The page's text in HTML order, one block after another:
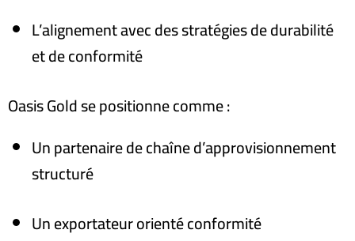
L’alignement avec des stratégies de durabilité
et de conformité
Oasis Gold se positionne comme :
Un partenaire de chaîne d’approvisionnement
structuré
Un exportateur orienté conformité